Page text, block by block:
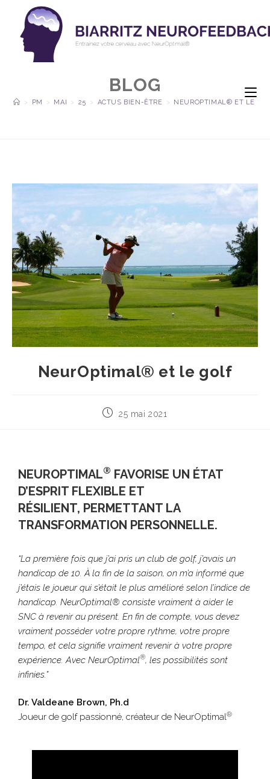
BLOG
> PM > MAI > 25 > ACTUS BIEN-ÊTRE > NEUROPTIMAL® ET LE
NeurOptimal® et le golf
25 mai 2021
NEUROPTIMAL® FAVORISE UN ÉTAT
D’ESPRIT FLEXIBLE ET
RÉSILIENT, PERMETTANT LA
TRANSFORMATION PERSONNELLE.
“La première fois que j’ai pris un club de golf, j’avais un
handicap de 10. À la fin de la saison, on m’a informé que
j’étais le joueur qui s’était le plus amélioré selon l’indice de
handicap. NeurOptimal® consiste vraiment à aider le
SNC à revenir au présent. En fin de compte, vous devez
vraiment posséder votre propre rythme, votre propre
tempo, et cela signifie vraiment revenir à votre propre
expérience. Avec NeurOptimal®, les possibilités sont
infinies.”
Dr. Valdeane Brown, Ph.d
Joueur de golf passionné, créateur de NeurOptimal®